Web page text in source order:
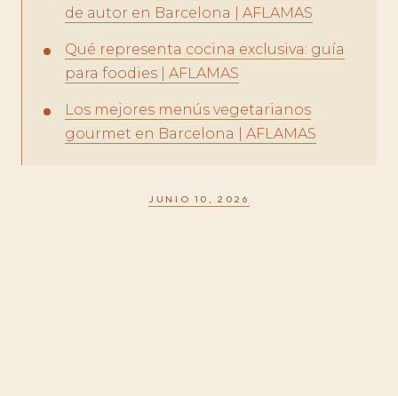
de autor en Barcelona | AFLAMAS
Qué representa cocina exclusiva: guía
para foodies | AFLAMAS
Los mejores menús vegetarianos
gourmet en Barcelona | AFLAMAS
JUNIO 10, 2026